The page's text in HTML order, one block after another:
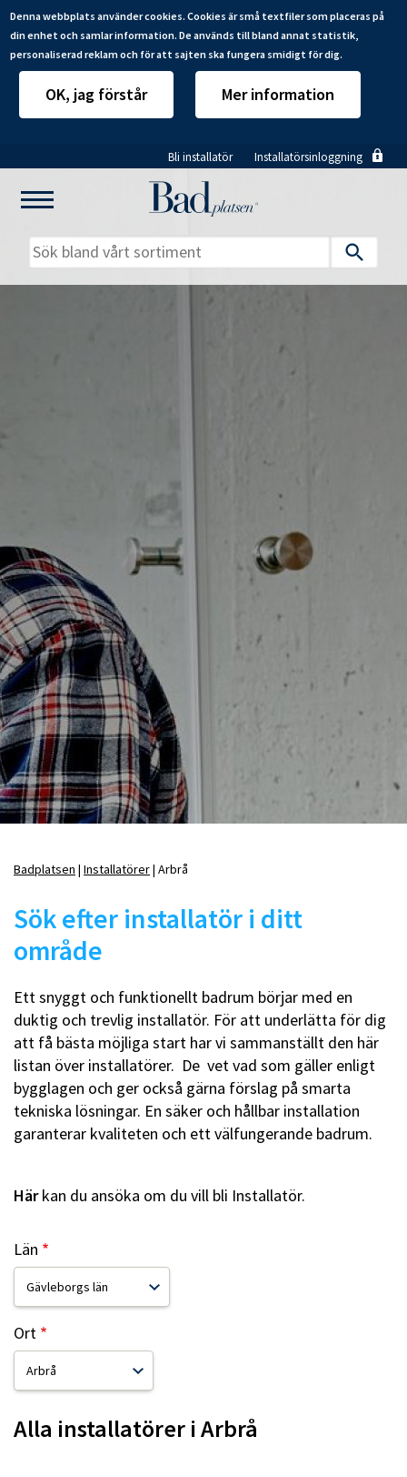
Denna webbplats använder cookies. Cookies är små textfiler som placeras på
din enhet och samlar information. De används till bland annat statistik,
personaliserad reklam och för att sajten ska fungera smidigt för dig.
OK, jag förstår Mer information
till
huvudinnehåll
Bli installatör Installatörsinloggning
Våra varumärken
Badplatsen Installatörer Arbrå
Sök efter installatör i ditt
område
Ett snyggt och funktionellt badrum börjar med en
duktig och trevlig installatör. För att underlätta för dig
att få bästa möjliga start har vi sammanställt den här
listan över installatörer. De vet vad som gäller enligt
bygglagen och ger också gärna förslag på smarta
tekniska lösningar. En säker och hållbar installation
garanterar kvaliteten och ett välfungerande badrum.
Härkan du ansöka om du vill bli Installatör.
Län
Ort
Alla installatörer i Arbrå